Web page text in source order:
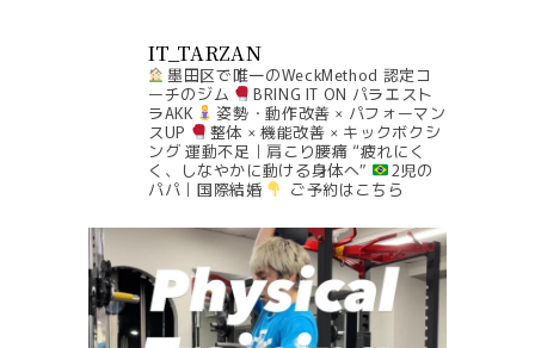
IT_TARZAN
墨田区で唯一のWeckMethod 認定コ
ーチのジム
BRING IT ON パラエスト
ラAKK
姿勢・動作改善 × パフォーマン
スUP
整体 × 機能改善 × キックボクシ
ング 運動不足｜肩こり腰痛 “疲れにく
く、しなやかに動ける身体へ”
2児の
パパ｜国際結婚
ご予約はこちら